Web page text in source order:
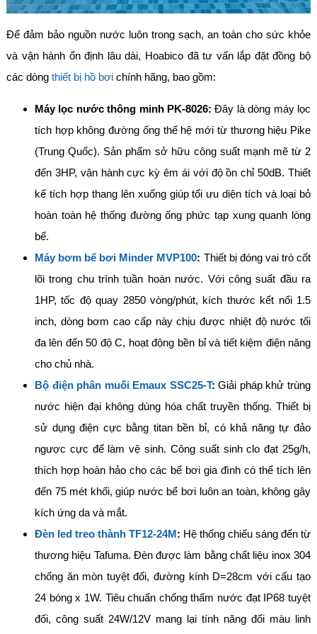
Để đảm bảo nguồn nước luôn trong sạch, an toàn cho sức khỏe
và vận hành ổn định lâu dài, Hoabico đã tư vấn lắp đặt đồng bộ
các dòng thiết bị hồ bơichính hãng, bao gồm:
Máy lọc nước thông minh PK-8026: Đây là dòng máy lọc
tích hợp không đường ống thế hệ mới từ thương hiệu Pike
(Trung Quốc). Sản phẩm sở hữu công suất mạnh mẽ từ 2
đến 3HP, vận hành cực kỳ êm ái với độ ồn chỉ 50dB. Thiết
kế tích hợp thang lên xuống giúp tối ưu diện tích và loại bỏ
hoàn toàn hệ thống đường ống phức tạp xung quanh lòng
bể.
Máy bơm bể bơi Minder MVP100: Thiết bị đóng vai trò cốt
lõi trong chu trình tuần hoàn nước. Với công suất đầu ra
1HP, tốc độ quay 2850 vòng/phút, kích thước kết nối 1.5
inch, dòng bơm cao cấp này chịu được nhiệt độ nước tối
đa lên đến 50 độ C, hoạt động bền bỉ và tiết kiệm điện năng
cho chủ nhà.
Bộ điện phân muối Emaux SSC25-T: Giải pháp khử trùng
nước hiện đại không dùng hóa chất truyền thống. Thiết bị
sử dụng điện cực bằng titan bền bỉ, có khả năng tự đảo
ngược cực để làm vệ sinh. Công suất sinh clo đạt 25g/h,
thích hợp hoàn hảo cho các bể bơi gia đình có thể tích lên
đến 75 mét khối, giúp nước bể bơi luôn an toàn, không gây
kích ứng da và mắt.
Đèn led treo thành TF12-24M: Hệ thống chiếu sáng đến từ
thương hiệu Tafuma. Đèn được làm bằng chất liệu inox 304
chống ăn mòn tuyệt đối, đường kính D=28cm với cấu tạo
24 bóng x 1W. Tiêu chuẩn chống thấm nước đạt IP68 tuyệt
đối, công suất 24W/12V mang lại tính năng đổi màu linh